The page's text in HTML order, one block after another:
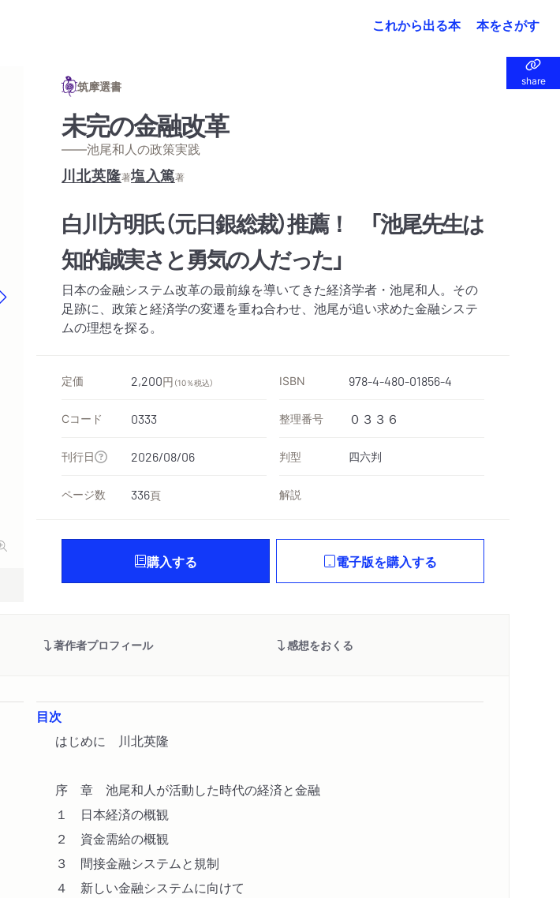
これから出る本 本をさがす
share
share
筑摩選書
未完の金融改革
——池尾和人の政策実践
川北英隆著塩入篤著
白川方明氏（元日銀総裁）推薦！ 「池尾先生は
知的誠実さと勇気の人だった」
日本の金融システム改革の最前線を導いてきた経済学者・池尾和人。その
足跡に、政策と経済学の変遷を重ね合わせ、池尾が追い求めた金融システ
ムの理想を探る。
定価 2,200円 （10％税込） ISBN 978-4-480-01856-4
Cコード 0333 整理番号 ０３３６
刊行日 2026/08/06 判型 四六判
ページ数 336頁 解説
購入する 電子版を購入する
著作者プロフィール 感想をおくる
目次
はじめに 川北英隆
序 章 池尾和人が活動した時代の経済と金融
１ 日本経済の概観
２ 資金需給の概観
３ 間接金融システムと規制
４ 新しい金融システムに向けて